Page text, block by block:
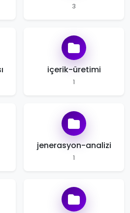
3
içerik-üretimi
1
jenerasyon-analizi
1